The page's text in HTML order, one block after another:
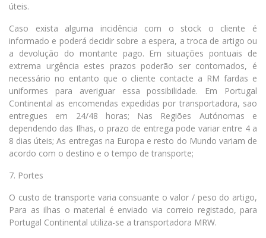
úteis.
Caso exista alguma incidência com o stock o cliente é
informado e poderá decidir sobre a espera, a troca de artigo ou
a devolução do montante pago. Em situações pontuais de
extrema urgência estes prazos poderão ser contornados, é
necessário no entanto que o cliente contacte a RM fardas e
uniformes para averiguar essa possibilidade. Em Portugal
Continental as encomendas expedidas por transportadora, sao
entregues em 24/48 horas; Nas Regiões Autónomas e
dependendo das Ilhas, o prazo de entrega pode variar entre 4 a
8 dias úteis; As entregas na Europa e resto do Mundo variam de
acordo com o destino e o tempo de transporte;
7. Portes
O custo de transporte varia consuante o valor / peso do artigo,
Para as ilhas o material é enviado via correio registado, para
Portugal Continental utiliza-se a transportadora MRW.